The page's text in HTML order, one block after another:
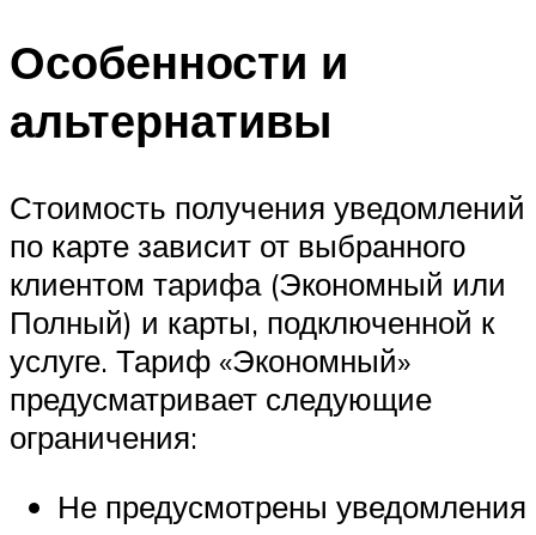
Особенности и
альтернативы
Стоимость получения уведомлений
по карте зависит от выбранного
клиентом тарифа (Экономный или
Полный) и карты, подключенной к
услуге. Тариф «Экономный»
предусматривает следующие
ограничения:
Не предусмотрены уведомления